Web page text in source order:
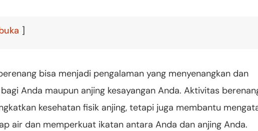
bisa menjadi pengalaman yang menyenangkan dan
Anda maupun anjing kesayangan Anda. Aktivitas
kesehatan fisik anjing, tetapi juga membantu
air dan memperkuat ikatan antara Anda dan anjing Anda.